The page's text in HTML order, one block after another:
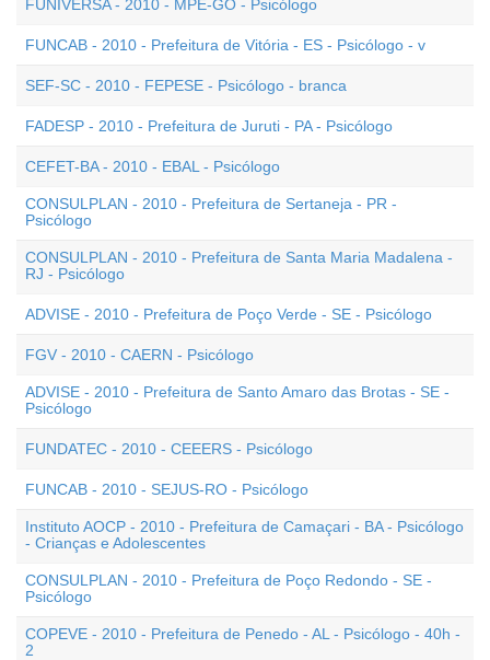
FUNIVERSA - 2010 - MPE-GO - Psicólogo
FUNCAB - 2010 - Prefeitura de Vitória - ES - Psicólogo - v
SEF-SC - 2010 - FEPESE - Psicólogo - branca
FADESP - 2010 - Prefeitura de Juruti - PA - Psicólogo
CEFET-BA - 2010 - EBAL - Psicólogo
CONSULPLAN - 2010 - Prefeitura de Sertaneja - PR -
Psicólogo
CONSULPLAN - 2010 - Prefeitura de Santa Maria Madalena -
RJ - Psicólogo
ADVISE - 2010 - Prefeitura de Poço Verde - SE - Psicólogo
FGV - 2010 - CAERN - Psicólogo
ADVISE - 2010 - Prefeitura de Santo Amaro das Brotas - SE -
Psicólogo
FUNDATEC - 2010 - CEEERS - Psicólogo
FUNCAB - 2010 - SEJUS-RO - Psicólogo
Instituto AOCP - 2010 - Prefeitura de Camaçari - BA - Psicólogo
- Crianças e Adolescentes
CONSULPLAN - 2010 - Prefeitura de Poço Redondo - SE -
Psicólogo
COPEVE - 2010 - Prefeitura de Penedo - AL - Psicólogo - 40h -
2